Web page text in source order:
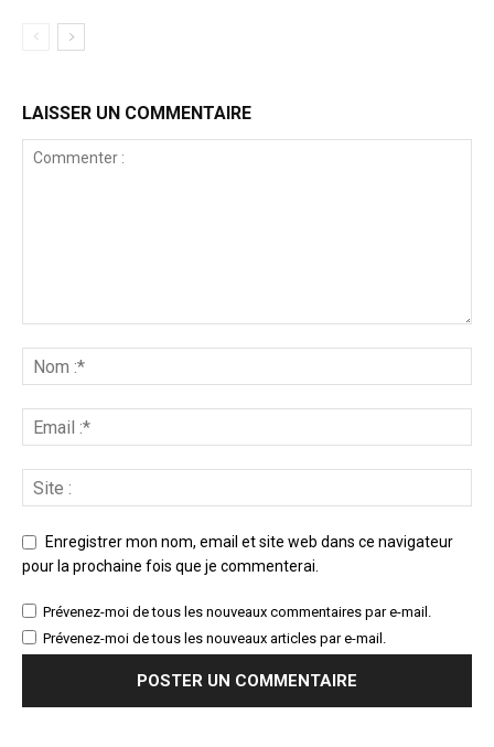
LAISSER UN COMMENTAIRE
Enregistrer mon nom, email et site web dans ce navigateur
pour la prochaine fois que je commenterai.
Prévenez-moi de tous les nouveaux commentaires par e-mail.
Prévenez-moi de tous les nouveaux articles par e-mail.